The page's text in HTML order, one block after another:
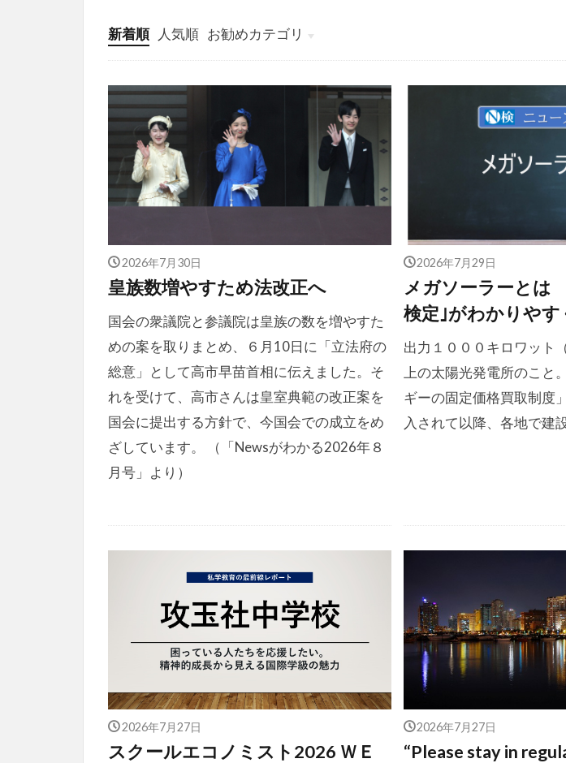
新着順 人気順 お勧めカテゴリ
投稿
学び
マンガ
電子書籍
2026年7月30日
皇族数増やすため法改正へ
国会の衆議院と参議院は皇族の数を増やすた
めの案を取りまとめ、６月10日に「立法府の
総意」として高市早苗首相に伝えました。そ
れを受けて、高市さんは皇室典範の改正案を
国会に提出する方針で、今国会での成立をめ
ざしています。 （「Newsがわかる2026年８
月号」より）
2026年7月29日
メガソーラーと
検定｣がわかりやす
出力１０００キロワット
上の太陽光発電所のこと
ギーの固定価格買取制度
入されて以降、各地で建
2026年7月27日
スクールエコノミスト2026 ＷＥ
2026年7月27日
“Please stay in